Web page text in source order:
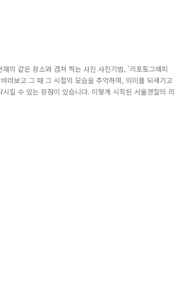
같은 장소와 겹쳐 찍는 사진 사진기법, '리포토그래피
보고 그 때 그 시절의 모습을 추억하며, 의미를 되새기고
킬 수 있는 장점이 있습니다. 이렇게 시작된 서울경찰의 리
리고 그 안의 경찰」이라는 코너를 통해 꾸준히 소개되어
를 기획하게 되었습니다. 그럼, 서울경찰의 과거..